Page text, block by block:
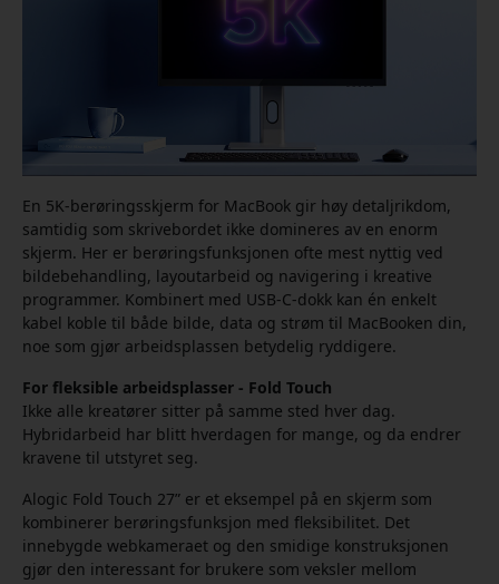
En 5K-berøringsskjerm for MacBook gir høy detaljrikdom,
samtidig som skrivebordet ikke domineres av en enorm
skjerm. Her er berøringsfunksjonen ofte mest nyttig ved
bildebehandling, layoutarbeid og navigering i kreative
programmer. Kombinert med USB-C-dokk kan én enkelt
kabel koble til både bilde, data og strøm til MacBooken din,
noe som gjør arbeidsplassen betydelig ryddigere.
For fleksible arbeidsplasser - Fold Touch
Ikke alle kreatører sitter på samme sted hver dag.
Hybridarbeid har blitt hverdagen for mange, og da endrer
kravene til utstyret seg.
Alogic Fold Touch 27” er et eksempel på en skjerm som
kombinerer berøringsfunksjon med fleksibilitet. Det
innebygde webkameraet og den smidige konstruksjonen
gjør den interessant for brukere som veksler mellom